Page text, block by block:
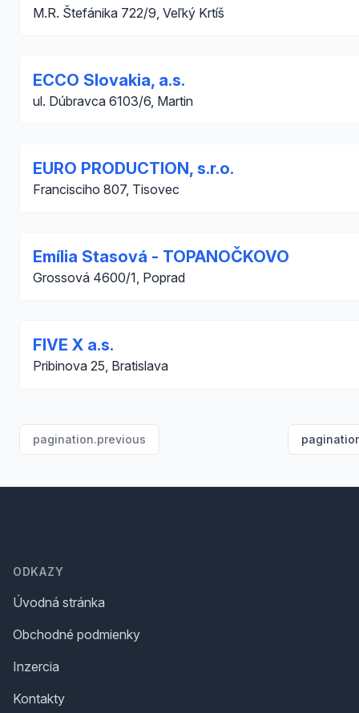
M.R. Štefánika 722/9, Veľký Krtíš
ECCO Slovakia, a.s.
ul. Dúbravca 6103/6, Martin
EURO PRODUCTION, s.r.o.
Francisciho 807, Tisovec
Emília Stasová - TOPANOČKOVO
Grossová 4600/1, Poprad
FIVE X a.s.
Pribinova 25, Bratislava
pagination.previous
ODKAZY
Úvodná stránka
Obchodné podmienky
Inzercia
Kontakty